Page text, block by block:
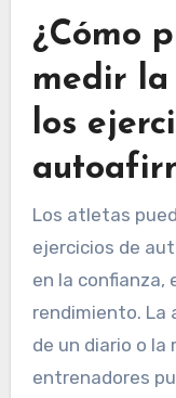
¿Cómo
medir
los
Los atletas
ejercicios de
en la confianza,
rendimiento. La
de un diario o
entrenadores